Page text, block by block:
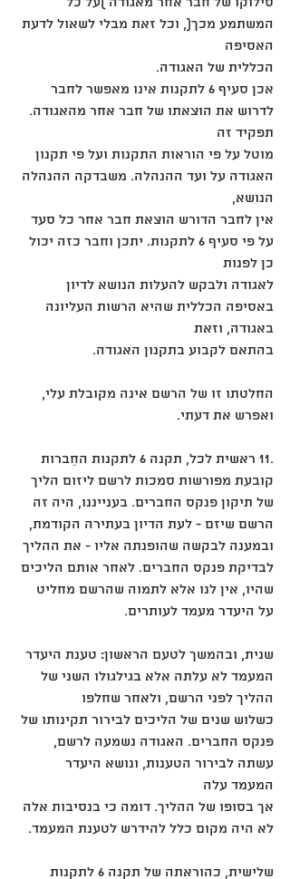
המשתמע מכך(, וכל זאת מבלי לשאול לדעת
האסיפה
הכללית של האגודה.
אכן סעיף 6 לתקנות אינו מאפשר לחבר
לדרוש את הוצאתו של חבר אחר מהאגודה.
תפקיד זה
מוטל על פי הוראות התקנות ועל פי תקנון
האגודה על ועד ההנהלה. משבדקה ההנהלה
הנושא,
אין לחבר הדורש הוצאת חבר אחר כל סעד
על פי סעיף 6 לתקנות. יתכן וחבר כזה יכול
כן לפנות
לאגודה ולבקש להעלות הנושא לדיון
באסיפה הכללית שהיא הרשות העליונה
באגודה, וזאת
בהתאם לקבוע בתקנון האגודה.
החלטתו זו של הרשם אינה מקובלת עלי,
ואפרש את דעתי.
.11 ראשית לכל, תקנה 6 לתקנות החֵברות
קובעת מפורשות סמכות לרשם ליזום הליך
של תיקון פנקס החברים. בענייננו, היה זה
הרשם שיזם - לעת הדיון בעתירה הקודמת,
ובמענה לבקשה שהופנתה אליו - את ההליך
לבדיקת פנקס החברים. לאחר אותם הליכים
שהיו, אין לנו אלא לתמוה שהרשם מחליט
על היעדר מעמד לעותרים.
שנית, ובהמשך לטעם הראשון: טענת היעדר
המעמד לא עלתה אלא בגילגולו השני של
ההליך לפני הרשם, ולאחר שחלפו
כשלוש שנים של הליכים לבירור תקינותו של
פנקס החברים. האגודה נשמעה לרשם,
עשתה לבירור הטענות, ונושא היעדר
המעמד עלה
אך בסופו של ההליך. דומה כי בנסיבות אלה
לא היה מקום כלל להידרש לטענת המעמד.
שלישית, כהוראתה של תקנה 6 לתקנות